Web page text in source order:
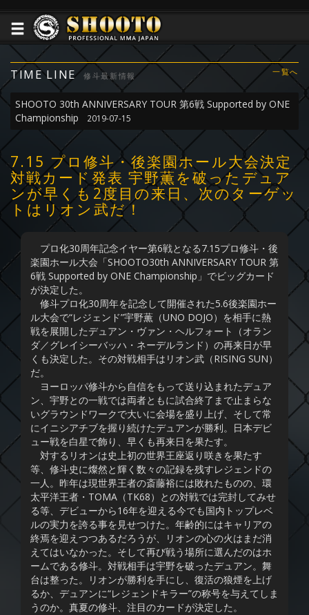
TIME LINE 修斗最新情報 一覧へ
SHOOTO 30th ANNIVERSARY TOUR 第6戦 Supported by ONE
Championship
2019-07-15
7.15 プロ修斗・後楽園ホール大会決定
対戦カード発表 宇野薫を破ったデュア
ンが早くも2度目の来日、次のターゲッ
トはリオン武だ！
プロ化30周年記念イヤー第6戦となる7.15プロ修斗・後
楽園ホール大会「SHOOTO30th ANNIVERSARY TOUR 第
6戦 Supported by ONE Championship」でビッグカード
が決定した。
修斗プロ化30周年を記念して開催された5.6後楽園ホー
ル大会で“レジェンド”宇野薫（UNO DOJO）を相手に熱
戦を展開したデュアン・ヴァン・ヘルフォート（オラン
ダ／グレイシーバッハ・ネーデルランド）の再来日が早
くも決定した。その対戦相手はリオン武（RISING SUN）
だ。
ヨーロッパ修斗から自信をもって送り込まれたデュア
ン、宇野との一戦では両者ともに試合終了まで止まらな
いグラウンドワークで大いに会場を盛り上げ、そして常
にイニシアチブを握り続けたデュアンが勝利。日本デビ
ュー戦を白星で飾り、早くも再来日を果たす。
対するリオンは史上初の世界王座返り咲きを果たす
等、修斗史に燦然と輝く数々の記録を残すレジェンドの
一人。昨年は現世界王者の斎藤裕には敗れたものの、環
太平洋王者・TOMA（TK68）との対戦では完封してみせ
る等、デビューから16年を迎える今でも国内トップレベ
ルの実力を誇る事を見せつけた。年齢的にはキャリアの
終焉を迎えつつあるだろうが、リオンの心の火はまだ消
えてはいなかった。そして再び戦う場所に選んだのはホ
ームである修斗。対戦相手は宇野を破ったデュアン。舞
台は整った。リオンが勝利を手にし、復活の狼煙を上げ
るか、デュアンに“レジェンドキラー”の称号を与えてしま
うのか。真夏の修斗、注目のカードが決定した。